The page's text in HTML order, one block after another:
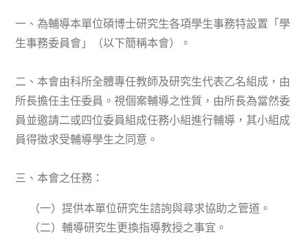
一、為輔導本單位碩博士研究生各項學生事務特設置「學
生事務委員會」（以下簡稱本會）。
二、本會由科所全體專任教師及研究生代表乙名組成，由
所長擔任主任委員。視個案輔導之性質，由所長為當然委
員並邀請二或四位委員組成任務小組進行輔導，其小組成
員得徵求受輔導學生之同意。
三、本會之任務：
（一）提供本單位研究生諮詢與尋求協助之管道。
（二）輔導研究生更換指導教授之事宜。